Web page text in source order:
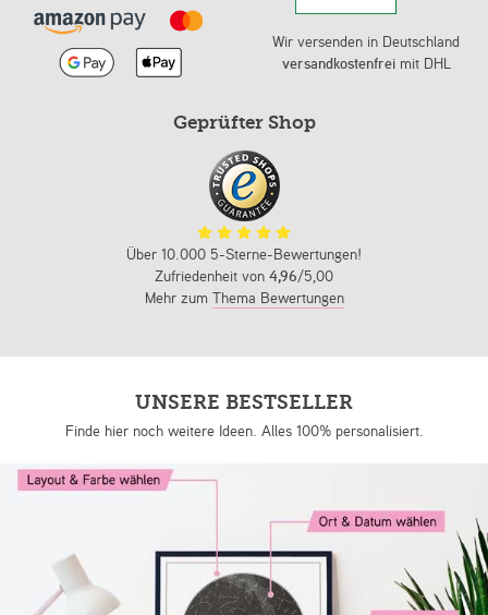
Wir versenden in Deutschland
versandkostenfreimit DHL
Geprüfter Shop
Über 10.000 5-Sterne-Bewertungen!
Zufriedenheit von 4,96/5,00
Mehr zum Thema Bewertungen
UNSERE BESTSELLER
Finde hier noch weitere Ideen. Alles 100% personalisiert.